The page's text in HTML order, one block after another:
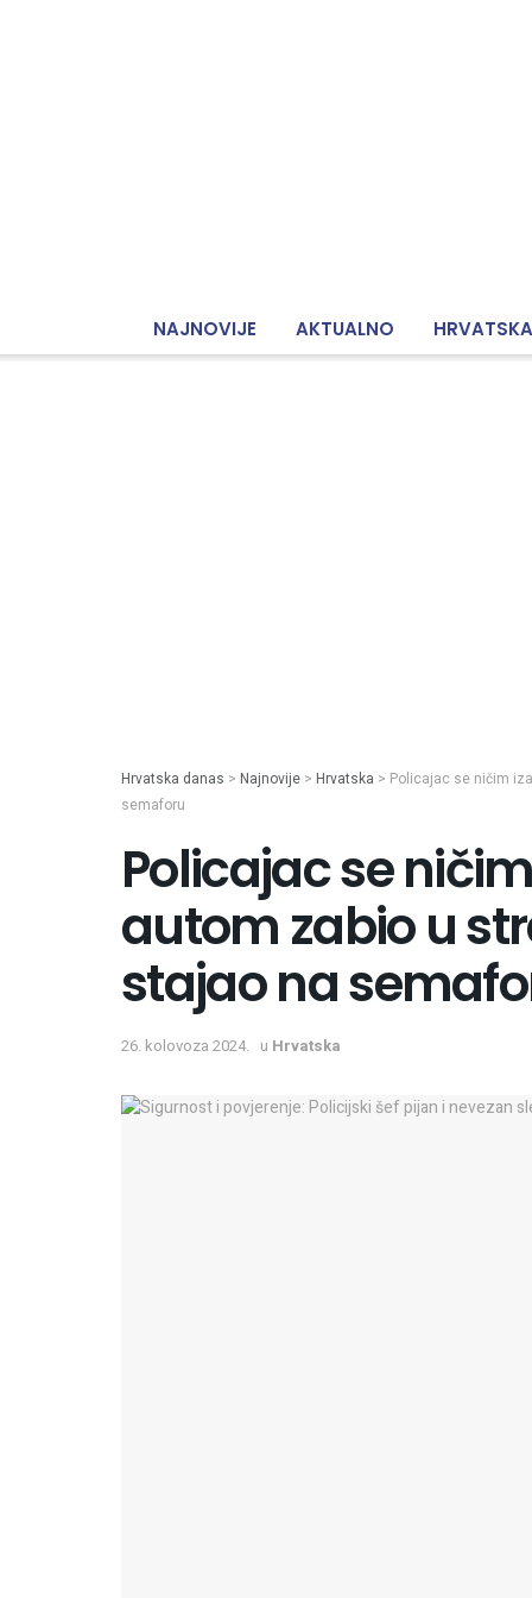
NAJNOVIJE AKTUALNO HRVATSKA
Hrvatska danas > Najnovije > Hrvatska > Policajac se ničim
semaforu
Policajac se
autom zabio u
stajao na
26. kolovoza 2024. u Hrvatska